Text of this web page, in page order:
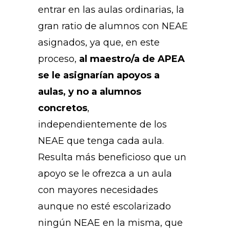
entrar en las aulas ordinarias, la
gran ratio de alumnos con NEAE
asignados, ya que, en este
proceso, al maestro/a de APEA
se le asignarían apoyos a
aulas, y no a alumnos
concretos,
independientemente de los
NEAE que tenga cada aula.
Resulta más beneficioso que un
apoyo se le ofrezca a un aula
con mayores necesidades
aunque no esté escolarizado
ningún NEAE en la misma, que